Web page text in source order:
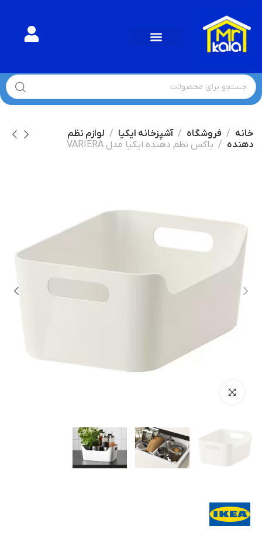
خانه فروشگاه آشپزخانه ایکیا
لوازم نظم
دهنده
باکس نظم دهنده ایکیا مدل VARIERA